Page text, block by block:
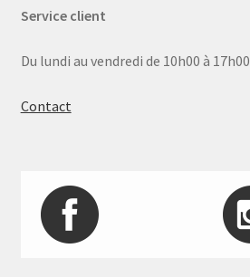
Service client
Du lundi au vendredi de 10h00 à 17h00
Contact